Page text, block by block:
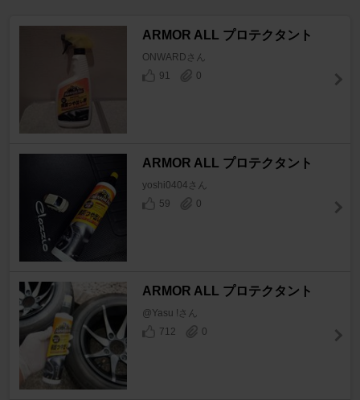
ARMOR ALL プロテクタント
ONWARDさん
91
0
ARMOR ALL プロテクタント
yoshi0404さん
59
0
ARMOR ALL プロテクタント
@Yasu !さん
712
0